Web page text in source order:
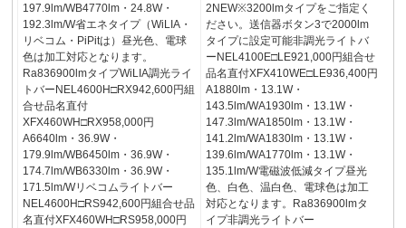
197.9lm/WB4770lm・24.8W・
192.3lm/W省エネタイプ（WiLIA・
リベコム・PiPitは）昼光色、電球
色は加工対応となります。
Ra836900lmタイプWiLIA調光ライ
トバーNEL4600H□RX942,600円組
合せ品名直付
XFX460WH□RX958,000円
A6640lm・36.9W・
179.9lm/WB6450lm・36.9W・
174.7lm/WB6330lm・36.9W・
171.5lm/Wリベコムライトバー
NEL4600H□RS942,600円組合せ品
名直付XFX460WH□RS958,000円
2NEW※3200lmタイプをご指定く
ださい。送信器ボタン3で2000lm
タイプに設定可能非調光ライトバ
ーNEL4100E□LE921,000円組合せ
品名直付XFX410WE□LE936,400円
A1880lm・13.1W・
143.5lm/WA1930lm・13.1W・
147.3lm/WA1850lm・13.1W・
141.2lm/WA1830lm・13.1W・
139.6lm/WA1770lm・13.1W・
135.1lm/W電磁波低減タイプ昼光
色、白色、温白色、電球色は加工
対応となります。Ra836900lmタ
イプ非調光ライトバー